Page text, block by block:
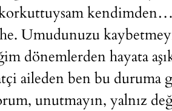
Umudunuzu
dönemlerden hayata
aileden ben bu duruma
unutmayın, yalnız